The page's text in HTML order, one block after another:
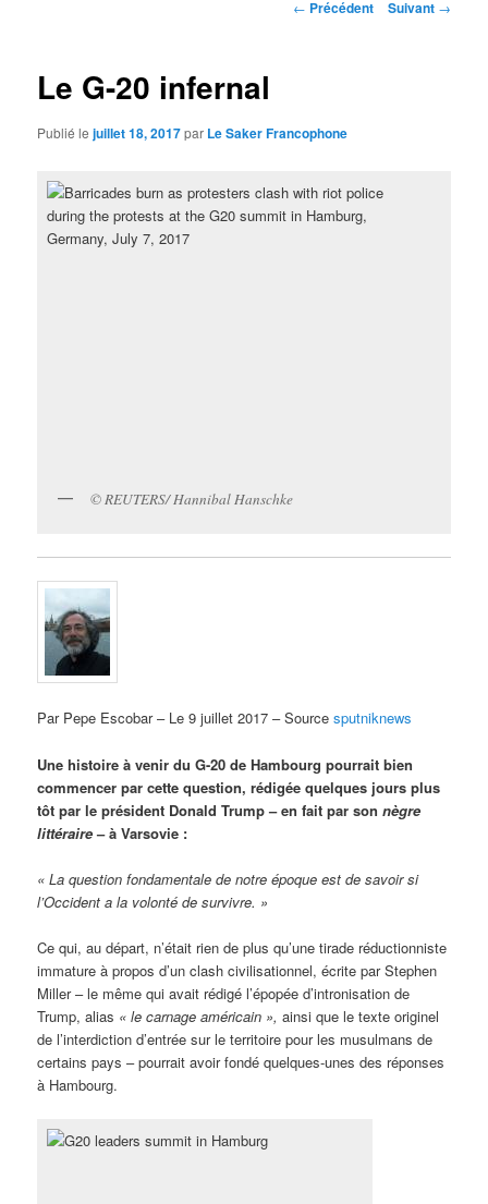
Navigation
← Précédent Suivant →
Le G-20 infernal
Publié lejuillet 18, 2017par Le Saker Francophone
© REUTERS/ Hannibal Hanschke
Par Pepe Escobar – Le 9 juillet 2017 – Sourcesputniknews
Une histoire à venir du G-20 de Hambourg pourrait bien
commencer par cette question, rédigée quelques jours plus
tôt par le président Donald Trump – en fait par sonnègre
littéraire– à Varsovie :
« La question fondamentale de notre époque est de savoir si
l’Occident a la volonté de survivre. »
Ce qui, au départ, n’était rien de plus qu’une tirade réductionniste
immature à propos d’un clash civilisationnel, écrite par Stephen
Miller – le même qui avait rédigé l’épopée d’intronisation de
Trump, alias « le carnage américain », ainsi que le texte originel
de l’interdiction d’entrée sur le territoire pour les musulmans de
certains pays – pourrait avoir fondé quelques-unes des réponses
à Hambourg.